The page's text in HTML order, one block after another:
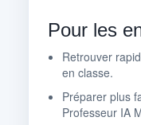
Pour les
Retrouver
en classe.
Préparer plus
Professeur IA